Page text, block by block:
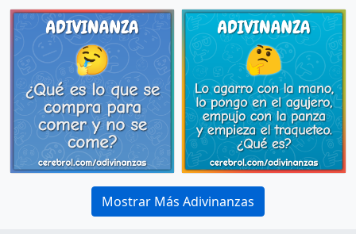
Mostrar Más Adivinanzas